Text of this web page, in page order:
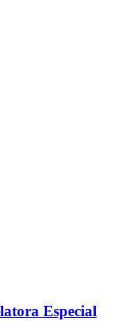
Especial